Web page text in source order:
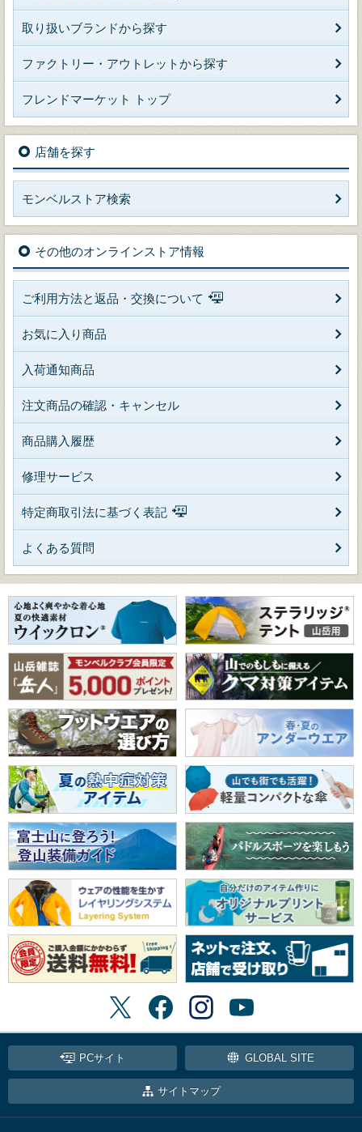
取り扱いブランドから探す
ファクトリー・アウトレットから探す
フレンドマーケット トップ
店舗を探す
モンベルストア検索
その他のオンラインストア情報
ご利用方法と返品・交換について
お気に入り商品
入荷通知商品
注文商品の確認・キャンセル
商品購入履歴
修理サービス
特定商取引法に基づく表記
よくある質問
PCサイト GLOBAL SITE
サイトマップ